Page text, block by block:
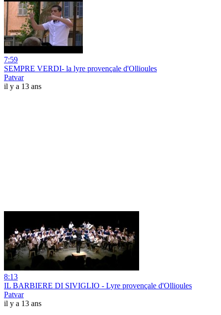
7:59
SEMPRE VERDI- la lyre provençale d'Ollioules
Patvar
il y a 13 ans
8:13
IL BARBIERE DI SIVIGLIO - Lyre provençale d'Ollioules
Patvar
il y a 13 ans